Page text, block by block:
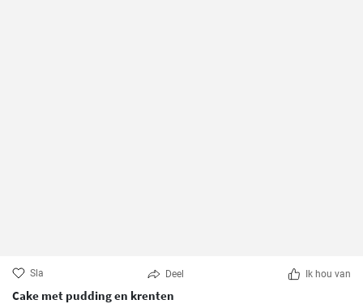
Sla Deel Ik hou van
Cake met pudding en krenten